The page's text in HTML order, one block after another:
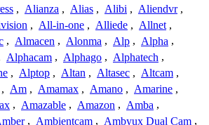
, Alianza , Alias , Alibi , Aliendvr ,
, All-in-one , Alliede , Allnet ,
, Almacen , Alonma , Alp , Alpha ,
Alphacam , Alphago , Alphatech ,
, Alptop , Altan , Altasec , Altcam ,
, Am , Amamax , Amano , Amarine ,
, Amazable , Amazon , Amba ,
, Ambientcam , Ambyux Dual Cam ,